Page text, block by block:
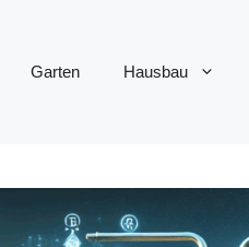
Garten Hausbau